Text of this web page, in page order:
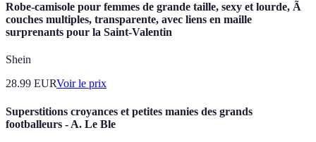
Robe-camisole pour femmes de grande taille, sexy et lourde, Ã
couches multiples, transparente, avec liens en maille
surprenants pour la Saint-Valentin
Shein
28.99 EURVoir le prix
Superstitions croyances et petites manies des grands
footballeurs - A. Le Ble